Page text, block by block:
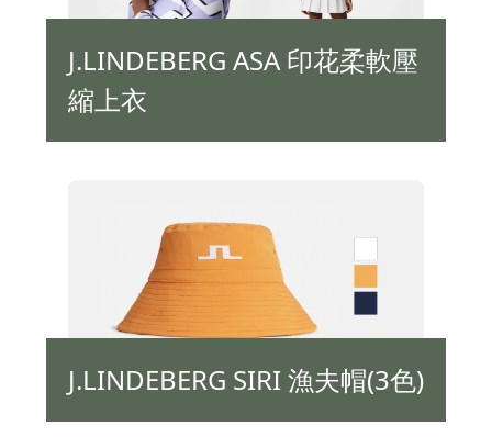
J.LINDEBERG ASA 印花柔軟壓
縮上衣
J.LINDEBERG SIRI 漁夫帽(3色)